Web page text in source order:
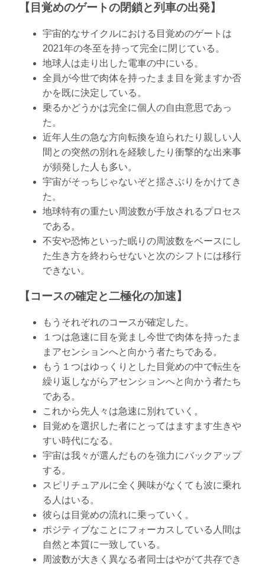
【目覚めのゲートの閉鎖と列車の出発】
宇宙的なサイクルにおける目覚めのゲートは
2021年の冬至を持って完全に閉じている。
地球人は走り出した電車の中にいる。
全員が今世で肉体を持ったまま目を覚ますか否
かを既に決定している。
乗るかどうかは完全に個人の自由意思であっ
た。
近年人生の急な方向転換を迫られたり親しい人
間との突然の別れを経験したり衝撃的な出来事
が頻発した人も多い。
宇宙がそっちじゃないぞと揺さぶりをかけてき
た。
地球特有の重たい周波数が手放されるプロセス
である。
不安や恐怖といった眠りの周波数をベースにし
た生き方を終わらせないと次のシフトには移行
できない。
【コースの確定と二極化の加速】
もうそれぞれのコースが確定した。
１つは急速に目を覚まし今世で肉体を持ったま
まアセンションへと向かう者たちである。
もう１つはゆっくりとした目覚めの中で転生を
繰り返しながらアセンションへと向かう者たち
である。
これから先人々は急速に別れていく。
目覚めを選択した者にとってはますます生きや
すい時代になる。
宇宙は我々が選んだものを強力にバックアップ
する。
スピリチュアルに全く興味がなくても波に乗れ
る人はいる。
彼らは目覚めの流れに乗っていく。
ポジティブなことにフォーカスしている人間は
自然と本質に一致している。
周波数が大きく異なる者同士はやがて共存でき